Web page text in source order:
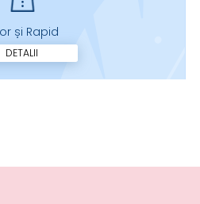
și Rapid
DETALII